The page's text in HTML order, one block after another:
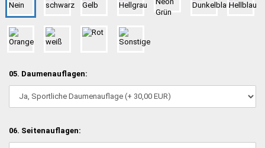
05. Daumenauflagen:
06. Seitenauflagen: